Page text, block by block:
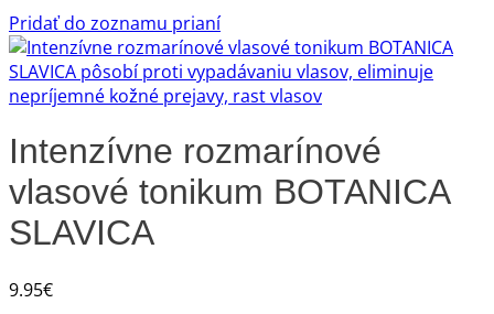
Pridať do zoznamu prianí
Intenzívne rozmarínové
vlasové tonikum BOTANICA
SLAVICA
9.95€